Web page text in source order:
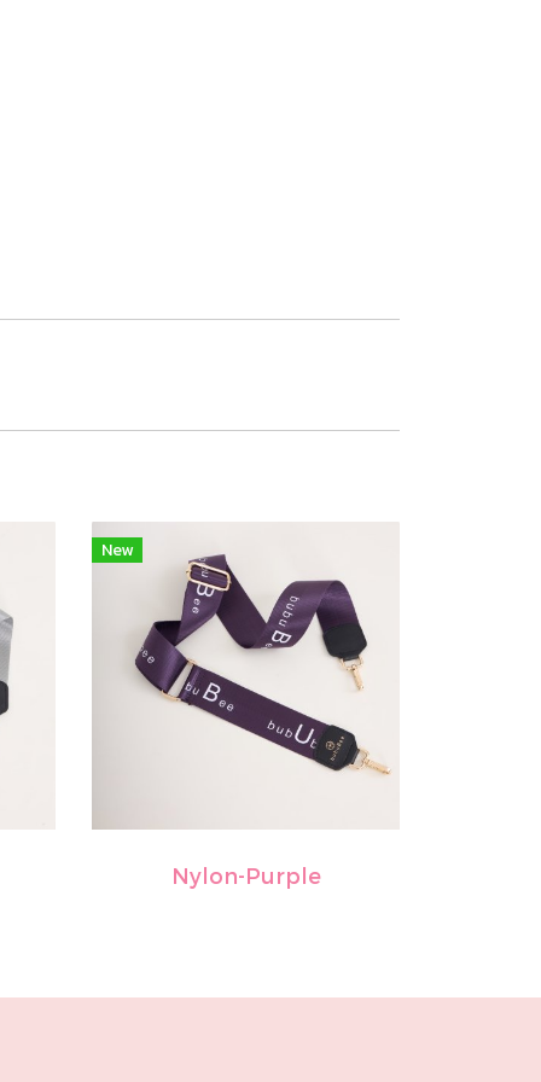
New
Nylon-Purple